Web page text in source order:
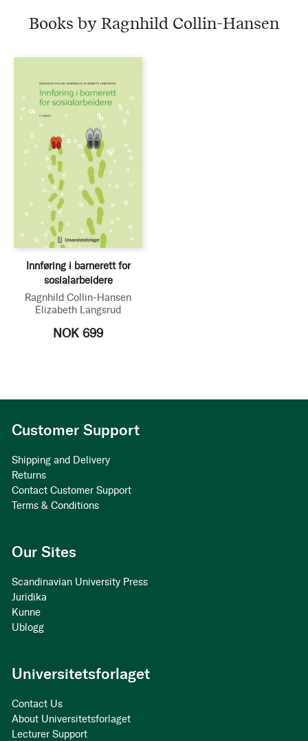
Books by Ragnhild Collin-Hansen
Innføring i barnerett for
sosialarbeidere
Ragnhild Collin-Hansen
Elizabeth Langsrud
NOK 699
Customer Support
Shipping and Delivery
Returns
Contact Customer Support
Terms & Conditions
Our Sites
Scandinavian University Press
Juridika
Kunne
Ublogg
Universitetsforlaget
Contact Us
About Universitetsforlaget
Lecturer Support